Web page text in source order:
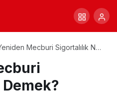
Mecburi Sigortalılık Ne
Demek?
2025